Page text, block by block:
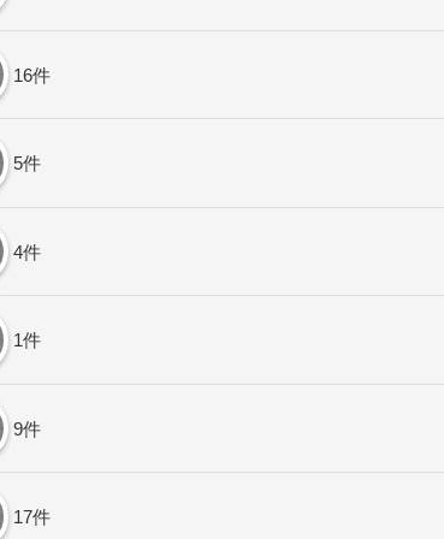
16件
5件
4件
1件
9件
17件